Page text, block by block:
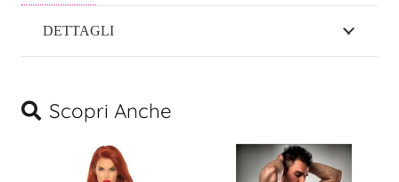
Taglia: L
DETTAGLI
Scopri Anche